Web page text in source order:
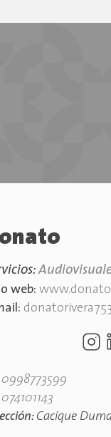
web:
0998773599
074101143
Cacique